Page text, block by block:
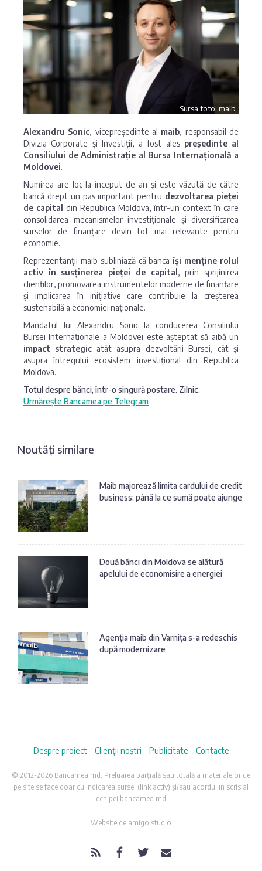
ProCredit Bank
Victoriabank
Sursa foto: maib
Alexandru Sonic, vicepreședinte al maib, responsabil de
Divizia Corporate și Investiții, a fost ales președinte al
Consiliului de Administrație al Bursa Internațională a
Moldovei.
Numirea are loc la început de an și este văzută de către
bancă drept un pas important pentru dezvoltarea pieței
de capital din Republica Moldova, într-un context în care
consolidarea mecanismelor investiționale și diversificarea
surselor de finanțare devin tot mai relevante pentru
economie.
Reprezentanții maib subliniază că bancaîși menține rolul
activ în susținerea pieței de capital , prin sprijinirea
clienților, promovarea instrumentelor moderne de finanțare
și implicarea în inițiative care contribuie la creșterea
sustenabilă a economiei naționale.
Mandatul lui Alexandru Sonic la conducerea Consiliului
Bursei Internaționale a Moldovei este așteptat să aibă un
impact strategic atât asupra dezvoltării Bursei, cât și
asupra întregului ecosistem investițional din Republica
Moldova.
Totul despre bănci, într-o singură postare. Zilnic.
Urmărește Bancamea pe Telegram
Noutăți similare
Maib majorează limita cardului de credit
business: până la ce sumă poate ajunge
Două bănci din Moldova se alătură
apelului de economisire a energiei
Agenția maib din Varnița s-a redeschis
după modernizare
Despre proiect Clienții noștri Publicitate Contacte
© 2012-2026 Bancamea.md. Preluarea parțială sau totală a materialelor de
pe site se face doar cu indicarea sursei (link activ) și/sau acordul în scris al
echipei bancamea.md
Website de amigo.studio